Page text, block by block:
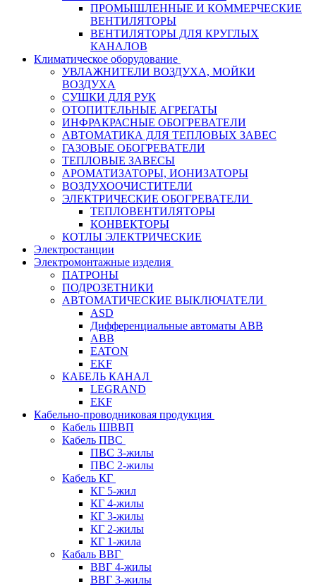
ПРОМЫШЛЕННЫЕ И КОММЕРЧЕСКИЕ
ВЕНТИЛЯТОРЫ
ВЕНТИЛЯТОРЫ ДЛЯ КРУГЛЫХ
КАНАЛОВ
Климатическое оборудование
УВЛАЖНИТЕЛИ ВОЗДУХА, МОЙКИ
ВОЗДУХА
СУШКИ ДЛЯ РУК
ОТОПИТЕЛЬНЫЕ АГРЕГАТЫ
ИНФРАКРАСНЫЕ ОБОГРЕВАТЕЛИ
АВТОМАТИКА ДЛЯ ТЕПЛОВЫХ ЗАВЕС
ГАЗОВЫЕ ОБОГРЕВАТЕЛИ
ТЕПЛОВЫЕ ЗАВЕСЫ
АРОМАТИЗАТОРЫ, ИОНИЗАТОРЫ
ВОЗДУХООЧИСТИТЕЛИ
ЭЛЕКТРИЧЕСКИЕ ОБОГРЕВАТЕЛИ
ТЕПЛОВЕНТИЛЯТОРЫ
КОНВЕКТОРЫ
КОТЛЫ ЭЛЕКТРИЧЕСКИЕ
Электростанции
Электромонтажные изделия
ПАТРОНЫ
ПОДРОЗЕТНИКИ
АВТОМАТИЧЕСКИЕ ВЫКЛЮЧАТЕЛИ
ASD
Дифференциальные автоматы ABB
ABB
EATON
EKF
КАБЕЛЬ КАНАЛ
LEGRAND
EKF
Кабельно-проводниковая продукция
Кабель ШВВП
Кабель ПВС
ПВС 3-жилы
ПВС 2-жилы
Кабель КГ
КГ 5-жил
КГ 4-жилы
КГ 3-жилы
КГ 2-жилы
КГ 1-жила
Кабаль ВВГ
ВВГ 4-жилы
ВВГ 3-жилы